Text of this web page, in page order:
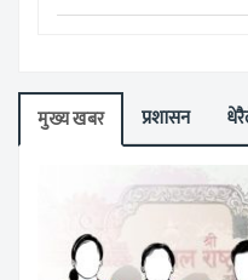
मुख्य खबर प्रशासन